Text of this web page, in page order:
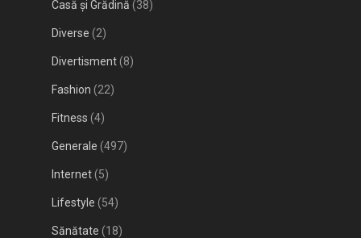
Casă și Grădină (38)
Diverse (2)
Divertisment(8)
Fashion (22)
Fitness (4)
Generale (497)
Internet(5)
Lifestyle (54)
Sănătate (18)